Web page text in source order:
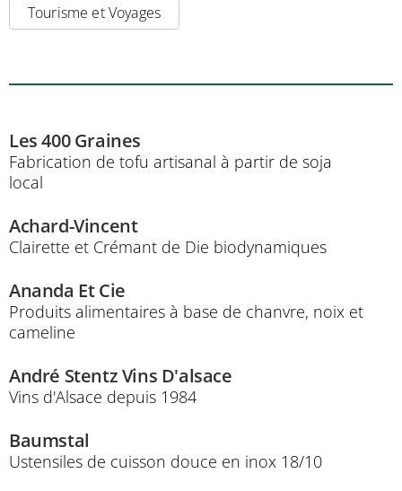
Tourisme et Voyages
Les 400 Graines
Fabrication de tofu artisanal à partir de soja
local
Achard-Vincent
Clairette et Crémant de Die biodynamiques
Ananda Et Cie
Produits alimentaires à base de chanvre, noix et
cameline
André Stentz Vins D'alsace
Vins d'Alsace depuis 1984
Baumstal
Ustensiles de cuisson douce en inox 18/10